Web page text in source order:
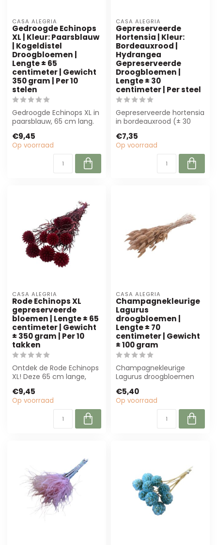
CASA ALEGRIA
Gedroogde Echinops
XL | Kleur: Paarsblauw
| Kogeldistel
Droogbloemen |
Lengte ± 65
centimeter | Gewicht
350 gram | Per 10
stelen
Gedroogde Echinops XL in
paarsblauw, 65 cm lang.
en inte...
€9,45
Op voorraad
CASA ALEGRIA
Gepreserveerde
Hortensia | Kleur:
Bordeauxrood |
Hydrangea
Gepreserveerde
Droogbloemen |
Lengte ± 30
centimeter | Per steel
Gepreserveerde hortensia
in bordeauxrood (± 30
Perfect voo...
€7,35
Op voorraad
CASA ALEGRIA
Rode Echinops XL
gepreserveerde
bloemen | Lengte ± 65
centimeter | Gewicht
± 350 gram | Per 10
takken
Ontdek de Rode Echinops
XL! Deze 65 cm lange,
bloemen z...
€9,45
Op voorraad
CASA ALEGRIA
Champagnekleurige
Lagurus
droogbloemen |
Lengte ± 70
centimeter | Gewicht
± 100 gram
Champagnekleurige
Lagurus droogbloemen
duurzaam. Perfe...
€5,40
Op voorraad